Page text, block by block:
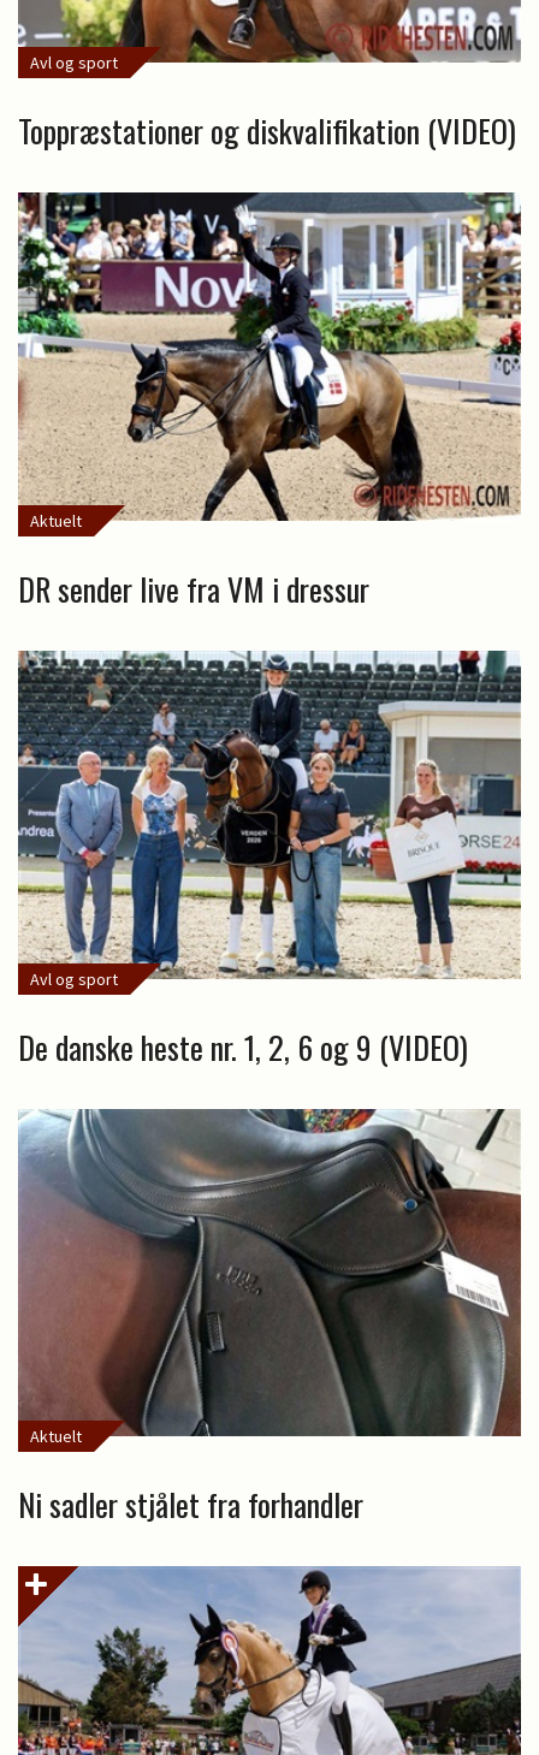
Avl og sport
Toppræstationer og diskvalifikation (VIDEO)
Aktuelt
DR sender live fra VM i dressur
Avl og sport
De danske heste nr. 1, 2, 6 og 9 (VIDEO)
Aktuelt
Ni sadler stjålet fra forhandler